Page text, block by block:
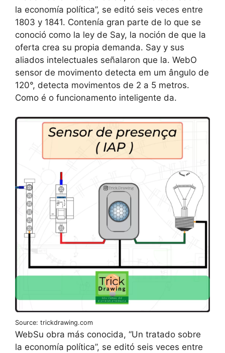
la economía política”, se editó seis veces entre
1803 y 1841. Contenía gran parte de lo que se
conoció como la ley de Say, la noción de que la
oferta crea su propia demanda. Say y sus
aliados intelectuales señalaron que la. WebO
sensor de movimento detecta em um ângulo de
120°, detecta movimentos de 2 a 5 metros.
Como é o funcionamento inteligente da.
Source: trickdrawing.com
WebSu obra más conocida, “Un tratado sobre
la economía política”, se editó seis veces entre